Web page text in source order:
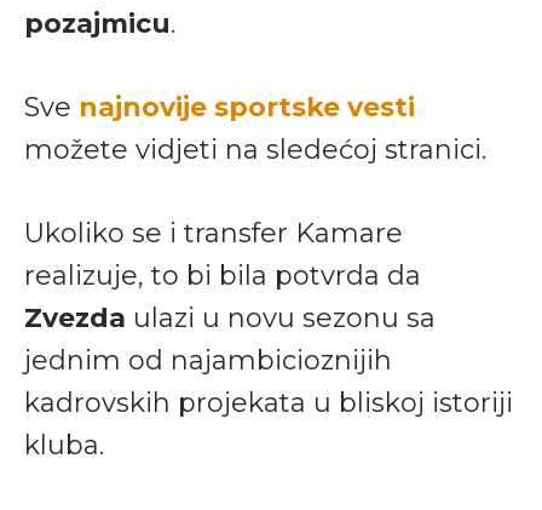
pozajmicu.
Sve najnovije sportske vesti
možete vidjeti na sledećoj stranici.
Ukoliko se i transfer Kamare
realizuje, to bi bila potvrda da
Zvezda ulazi u novu sezonu sa
jednim od najambicioznijih
kadrovskih projekata u bliskoj istoriji
kluba.